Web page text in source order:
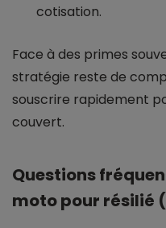
cotisation.
Face à des primes
stratégie reste de
souscrire rapidement
couvert.
Questions
moto pour résilié